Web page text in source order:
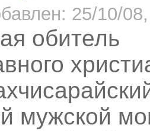
25/10/
обитель
мужской